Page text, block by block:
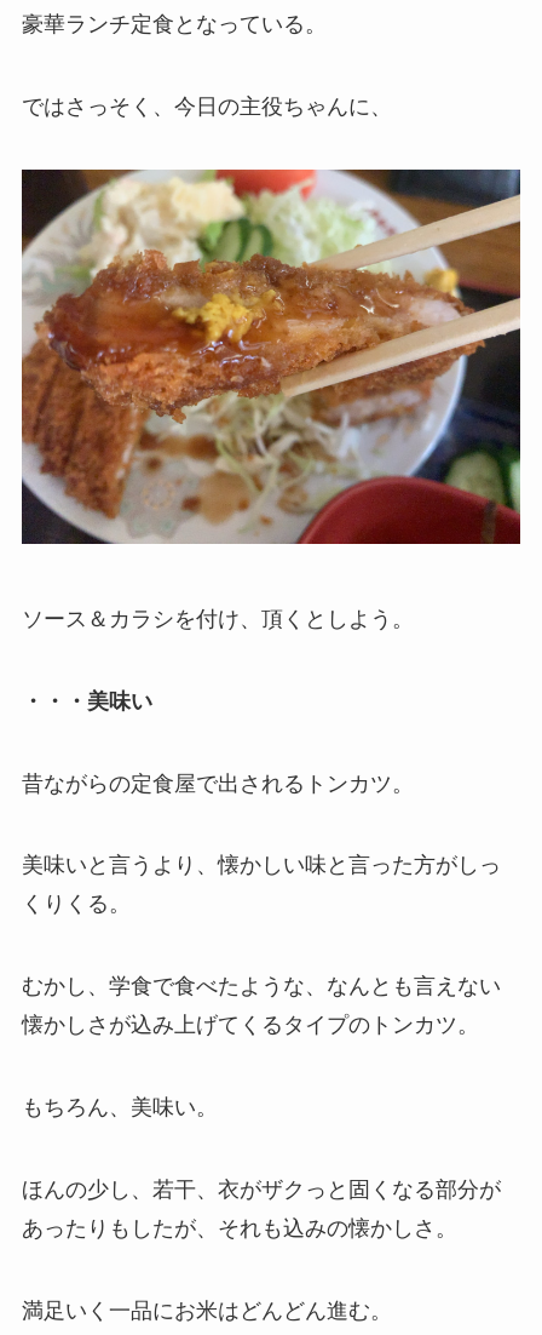
豪華ランチ定食となっている。
ではさっそく、今日の主役ちゃんに、
ソース＆カラシを付け、頂くとしよう。
・・・美味い
昔ながらの定食屋で出されるトンカツ。
美味いと言うより、懐かしい味と言った方がしっ
くりくる。
むかし、学食で食べたような、なんとも言えない
懐かしさが込み上げてくるタイプのトンカツ。
もちろん、美味い。
ほんの少し、若干、衣がザクっと固くなる部分が
あったりもしたが、それも込みの懐かしさ。
満足いく一品にお米はどんどん進む。